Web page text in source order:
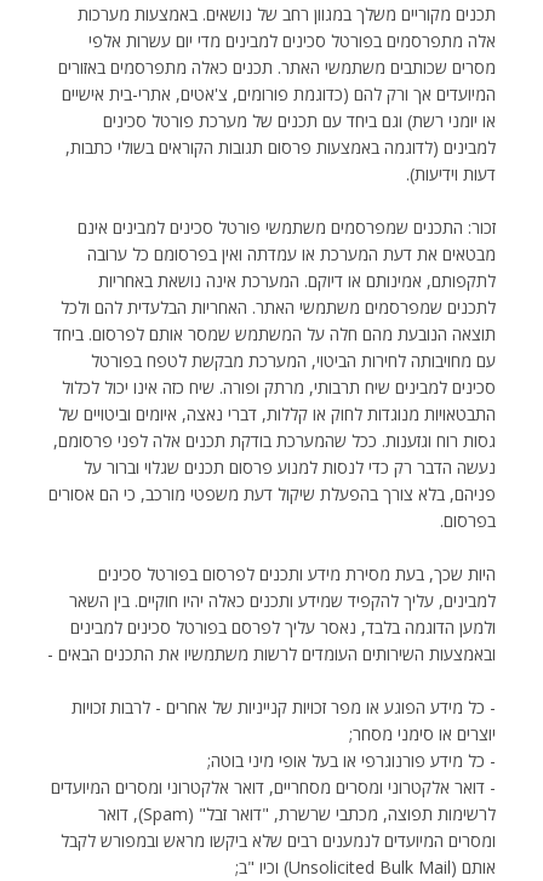
תכנים מקוריים משלך במגוון רחב של נושאים. באמצעות מערכות
אלה מתפרסמים בפורטל סכינים למבינים מדי יום עשרות אלפי
מסרים שכותבים משתמשי האתר. תכנים כאלה מתפרסמים באזורים
המיועדים אך ורק להם (כדוגמת פורומים, צ'אטים, אתרי-בית אישיים
או יומני רשת) וגם ביחד עם תכנים של מערכת פורטל סכינים
למבינים (לדוגמה באמצעות פרסום תגובות הקוראים בשולי כתבות,
דעות וידיעות).
זכור: התכנים שמפרסמים משתמשי פורטל סכינים למבינים אינם
מבטאים את דעת המערכת או עמדתה ואין בפרסומם כל ערובה
לתקפותם, אמינותם או דיוקם. המערכת אינה נושאת באחריות
לתכנים שמפרסמים משתמשי האתר. האחריות הבלעדית להם ולכל
תוצאה הנובעת מהם חלה על המשתמש שמסר אותם לפרסום. ביחד
עם מחויבותה לחירות הביטוי, המערכת מבקשת לטפח בפורטל
סכינים למבינים שיח תרבותי, מרתק ופורה. שיח כזה אינו יכול לכלול
התבטאויות מנוגדות לחוק או קללות, דברי נאצה, איומים וביטויים של
גסות רוח וגזענות. ככל שהמערכת בודקת תכנים אלה לפני פרסומם,
נעשה הדבר רק כדי לנסות למנוע פרסום תכנים שגלוי וברור על
פניהם, בלא צורך בהפעלת שיקול דעת משפטי מורכב, כי הם אסורים
בפרסום.
היות שכך, בעת מסירת מידע ותכנים לפרסום בפורטל סכינים
למבינים, עליך להקפיד שמידע ותכנים כאלה יהיו חוקיים. בין השאר
ולמען הדוגמה בלבד, נאסר עליך לפרסם בפורטל סכינים למבינים
ובאמצעות השירותים העומדים לרשות משתמשיו את התכנים הבאים -
- כל מידע הפוגע או מפר זכויות קנייניות של אחרים - לרבות זכויות
יוצרים או סימני מסחר;
- כל מידע פורנוגרפי או בעל אופי מיני בוטה;
- דואר אלקטרוני ומסרים מסחריים, דואר אלקטרוני ומסרים המיועדים
לרשימות תפוצה, מכתבי שרשרת, "דואר זבל" (Spam), דואר
ומסרים המיועדים לנמענים רבים שלא ביקשו מראש ובמפורש לקבל
אותם (Unsolicited Bulk Mail) וכיו "ב;